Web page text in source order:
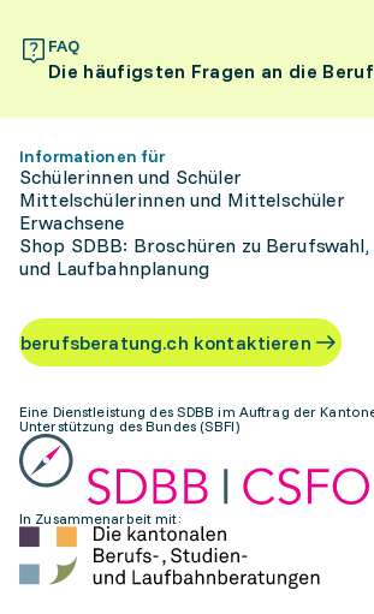
FAQ
Die häufigsten Fragen an die
Informationen für
Schülerinnen und Schüler
Mittelschülerinnen und Mittelschüler
Erwachsene
Shop SDBB: Broschüren zu
und Laufbahnplanung
berufsberatung.ch kontaktieren
Eine Dienstleistung des SDBB im Auftrag der
Unterstützung des Bundes (SBFI)
In Zusammenarbeit mit: